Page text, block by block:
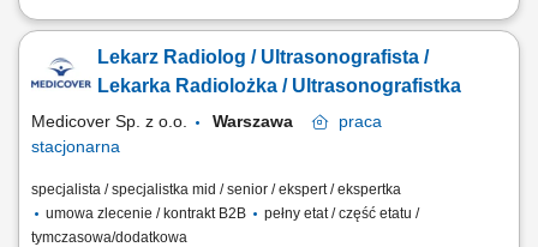
Będziesz odpowiedzialny/-a za: wykonywanie i opis badań USG ​​
ekipy medycznej i stań się #bohaterem opieki zdrowotnej! Szukamy
Ciebie, jeśli​: ukończyłeś/-aś specjalizację lub jesteś w jej trakcie
Lekarz Radiolog / Ultrasonografista /
Lekarka Radiolożka / Ultrasonografistka
Medicover Sp. z o.o. Warszawa
praca
stacjonarna
specjalista / specjalistka mid / senior / ekspert / ekspertka
umowa zlecenie / kontrakt B2B
pełny etat / część etatu /
tymczasowa/dodatkowa